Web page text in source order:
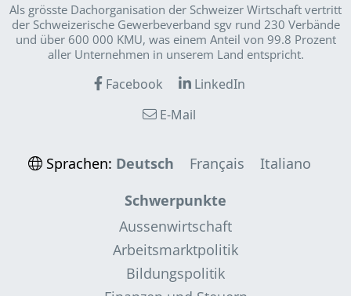
Als grösste Dachorganisation der Schweizer Wirt­schaft vertritt
der Schweizerische Gewerbeverband sgv rund 230 Verbände
und über 600 000 KMU, was einem Anteil von 99.8 Prozent
aller Unternehmen in unserem Land entspricht.
Facebook
LinkedIn
E-Mail
Sprachen: Deutsch Français
Italiano
Schwerpunkte
Aussenwirtschaft
Arbeitsmarktpolitik
Bildungspolitik